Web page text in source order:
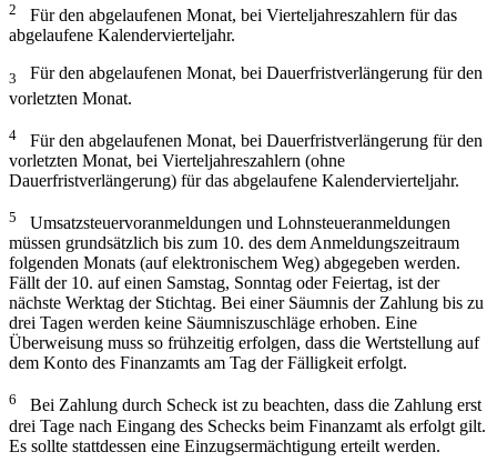
2 Für den abgelaufenen Monat, bei Vierteljahreszahlern für das
abgelaufene Kalendervierteljahr.
3 Für den abgelaufenen Monat, bei Dauerfristverlängerung für den
vorletzten Monat.
4 Für den abgelaufenen Monat, bei Dauerfristverlängerung für den
vorletzten Monat, bei Vierteljahreszahlern (ohne
Dauerfristverlängerung) für das abgelaufene Kalendervierteljahr.
5 Umsatzsteuervoranmeldungen und Lohnsteueranmeldungen
müssen grundsätzlich bis zum 10. des dem Anmeldungszeitraum
folgenden Monats (auf elektronischem Weg) abgegeben werden.
Fällt der 10. auf einen Samstag, Sonntag oder Feiertag, ist der
nächste Werktag der Stichtag. Bei einer Säumnis der Zahlung bis zu
drei Tagen werden keine Säumniszuschläge erhoben. Eine
Überweisung muss so frühzeitig erfolgen, dass die Wertstellung auf
dem Konto des Finanzamts am Tag der Fälligkeit erfolgt.
6 Bei Zahlung durch Scheck ist zu beachten, dass die Zahlung erst
drei Tage nach Eingang des Schecks beim Finanzamt als erfolgt gilt.
Es sollte stattdessen eine Einzugsermächtigung erteilt werden.